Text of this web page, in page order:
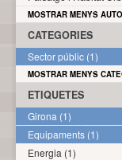
MOSTRAR MENYS
CATEGORIES
Sector públic (1)
MOSTRAR MENYS
ETIQUETES
Girona (1)
Equipaments (1)
Energia (1)